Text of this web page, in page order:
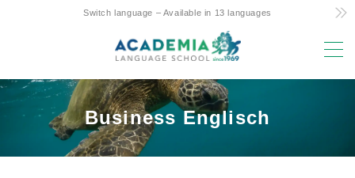
Switch language – Available in 13 languages
Gründe für die Wahl
Kostengünstig! Commitment and Secrets
Business Englisch